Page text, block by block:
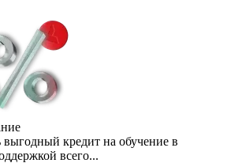
кредит на обучение в
всего...